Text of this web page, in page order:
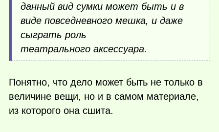
данный вид сумки может быть и в
виде повседневного мешка, и даже
сыграть роль
театрального аксессуара.
Понятно, что дело может быть не только в
величине вещи, но и в самом материале,
из которого она сшита.